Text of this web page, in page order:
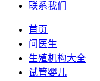
联系我们
首页
问医生
生殖机构大全
试管婴儿